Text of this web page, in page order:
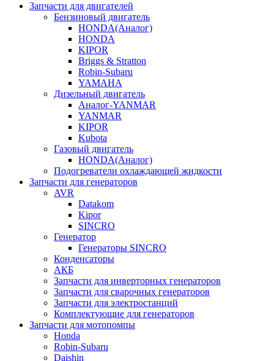
Запчасти для двигателей
Бензиновый двигатель
HONDA(Aналог)
HONDA
KIPOR
Briggs & Stratton
Robin-Subaru
YAMAHA
Дизельный двигатель
Аналог-YANMAR
YANMAR
KIPOR
Kubota
Газовый двигатель
HONDA(Aналог)
Подогреватели охлаждающей жидкости
Запчасти для генераторов
AVR
Datakom
Kipor
SINCRO
Генератор
Генераторы SINCRO
Конденсаторы
АКБ
Запчасти для инверторных генераторов
Запчасти для сварочных генераторов
Запчасти для электростанций
Комплектующие для генераторов
Запчасти для мотопомпы
Honda
Robin-Subaru
Daishin